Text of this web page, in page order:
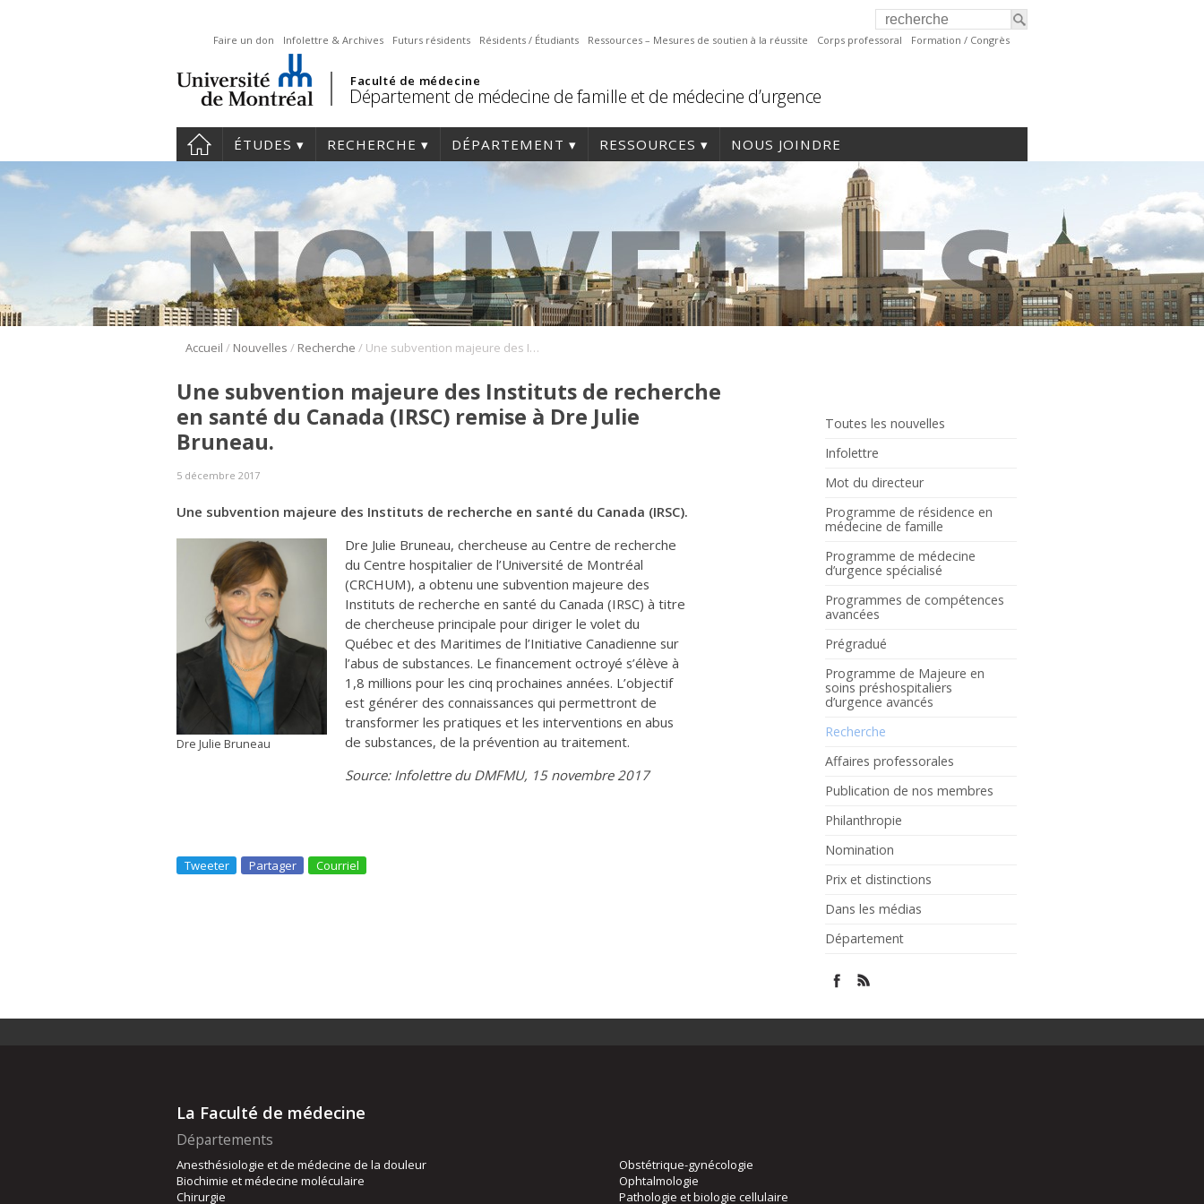
Faire un don Infolettre & Archives Futurs résidents Résidents / Étudiants Ressources – Mesures de soutien à la réussite Corps professoral Formation / Congrès
Faculté de médecine
Département de médecine de famille et de médecine d’urgence
ÉTUDES RECHERCHE DÉPARTEMENT RESSOURCES NOUS JOINDRE
Accueil / Nouvelles / Recherche / Une subvention majeure des Instituts de recherche en santé du Canada (IRSC) remise à Dre Julie Bruneau.
Toutes les nouvelles
Infolettre
Mot du directeur
Programme de résidence en
médecine de famille
Programme de médecine
d’urgence spécialisé
Programmes de compétences
avancées
Prégradué
Programme de Majeure en
soins préshospitaliers
d’urgence avancés
Recherche
Affaires professorales
Publication de nos membres
Philanthropie
Nomination
Prix et distinctions
Dans les médias
Département
Une subvention majeure des Instituts de recherche
en santé du Canada (IRSC) remise à Dre Julie
Bruneau.
5 décembre 2017
Une subvention majeure des Instituts de recherche en santé du Canada (IRSC).
Dre Julie Bruneau
Dre Julie Bruneau, chercheuse au Centre de recherche
du Centre hospitalier de l’Université de Montréal
(CRCHUM), a obtenu une subvention majeure des
Instituts de recherche en santé du Canada (IRSC) à titre
de chercheuse principale pour diriger le volet du
Québec et des Maritimes de l’Initiative Canadienne sur
l’abus de substances. Le financement octroyé s’élève à
1,8 millions pour les cinq prochaines années. L’objectif
est générer des connaissances qui permettront de
transformer les pratiques et les interventions en abus
de substances, de la prévention au traitement.
Source: Infolettre du DMFMU, 15 novembre 2017
Tweeter Partager Courriel
La Faculté de médecine
Départements
Anesthésiologie et de médecine de la douleur
Biochimie et médecine moléculaire
Chirurgie
Obstétrique-gynécologie
Ophtalmologie
Pathologie et biologie cellulaire